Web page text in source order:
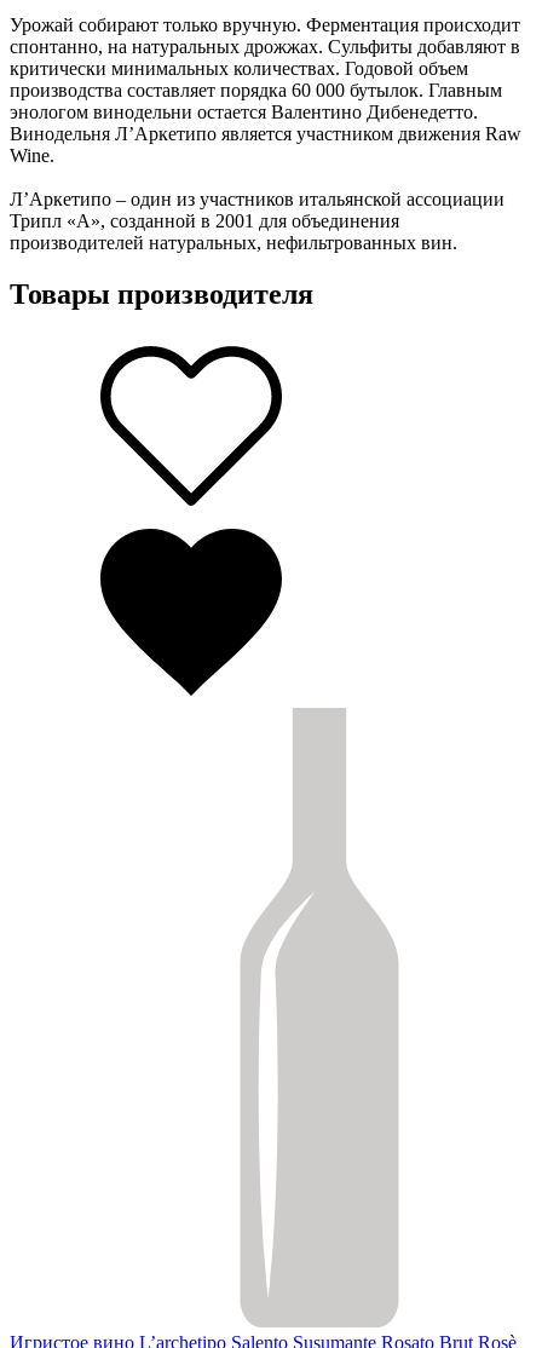
Урожай собирают только вручную. Ферментация происходит
спонтанно, на натуральных дрожжах. Сульфиты добавляют в
критически минимальных количествах. Годовой объем
производства составляет порядка 60 000 бутылок. Главным
энологом винодельни остается Валентино Дибенедетто.
Винодельня Л’Аркетипо является участником движения Raw
Wine.
Л’Аркетипо – один из участников итальянской ассоциации
Трипл «А», созданной в 2001 для объединения
производителей натуральных, нефильтрованных вин.
Товары производителя
Игристое вино L’archetipo Salento Susumante Rosato Brut Rosè